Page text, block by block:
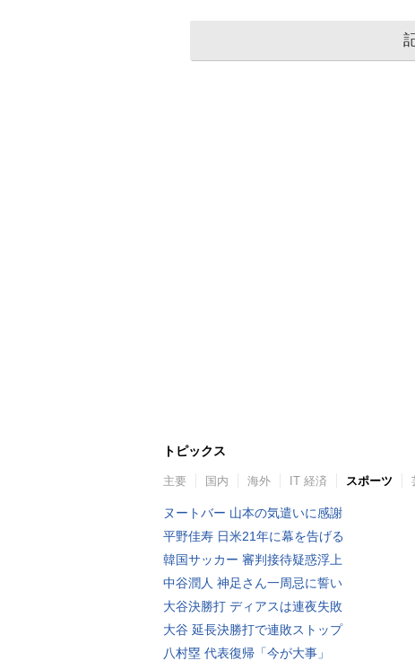
トピックス
主要 国内 海外 IT 経済 スポーツ
ヌートバー 山本の気遣いに感謝
平野佳寿 日米21年に幕を告げる
韓国サッカー 審判接待疑惑浮上
中谷潤人 神足さん一周忌に誓い
大谷決勝打 ディアスは連夜失敗
大谷 延長決勝打で連敗ストップ
八村塁 代表復帰「今が大事」